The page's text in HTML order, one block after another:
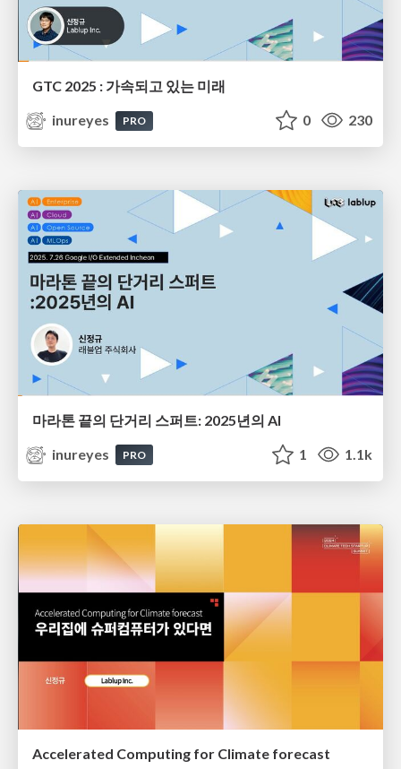
GTC 2025 : 가속되고 있는 미래
inureyes
PRO 0 230
마라톤 끝의 단거리 스퍼트: 2025년의 AI
inureyes
PRO 1 1.1k
Accelerated Computing for Climate forecast